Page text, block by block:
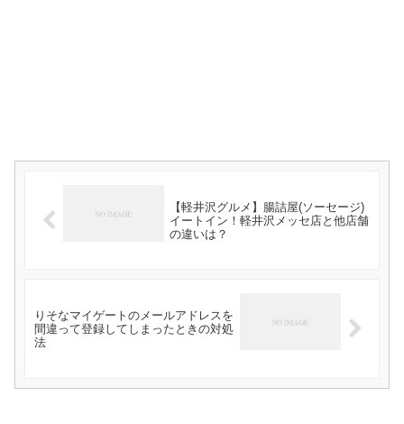
【軽井沢グルメ】腸詰屋(ソーセージ)
イートイン！軽井沢メッセ店と他店舗
の違いは？
りそなマイゲートのメールアドレスを
間違って登録してしまったときの対処
法